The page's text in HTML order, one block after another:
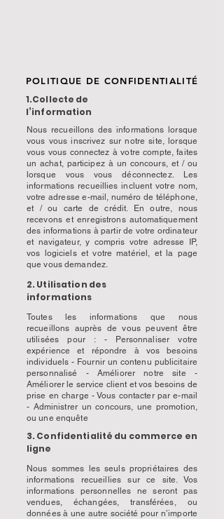
POLITIQUE DE CONFIDENTIALITÉ
1.Collecte de
l’information
Nous recueillons des informations lorsque
vous vous inscrivez sur notre site, lorsque
vous vous connectez à votre compte, faites
un achat, participez à un concours, et / ou
lorsque vous vous déconnectez. Les
informations recueillies incluent votre nom,
votre adresse e-mail, numéro de téléphone,
et / ou carte de crédit. En outre, nous
recevons et enregistrons automatiquement
des informations à partir de votre ordinateur
et navigateur, y compris votre adresse IP,
vos logiciels et votre matériel, et la page
que vous demandez.
2. Utilisation des
informations
Toutes les informations que nous
recueillons auprès de vous peuvent être
utilisées pour : - Personnaliser votre
expérience et répondre à vos besoins
individuels - Fournir un contenu publicitaire
personnalisé - Améliorer notre site -
Améliorer le service client et vos besoins de
prise en charge - Vous contacter par e-mail
- Administrer un concours, une promotion,
ou une enquête
3. Confidentialité du commerce en
ligne
Nous sommes les seuls propriétaires des
informations recueillies sur ce site. Vos
informations personnelles ne seront pas
vendues, échangées, transférées, ou
données à une autre société pour n’importe